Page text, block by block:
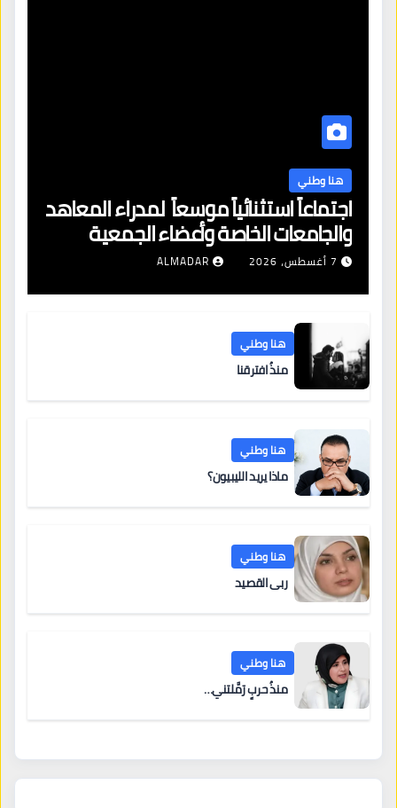
هنا وطني
اجتماعاً استثنائياً موسعاً لمدراء المعاهد
والجامعات الخاصة وأعضاء الجمعية
العمومية للنقابة العامة لمؤسسات
التعليم والتدريب الخاص في ليبيا
7 أغسطس، 2026 ALMADAR
هنا وطني
منذُ افترقنا
هنا وطني
ماذا يريد الليبيون؟
هنا وطني
ربى القصيد
هنا وطني
منذُ حربٍ رَمَّلتني…